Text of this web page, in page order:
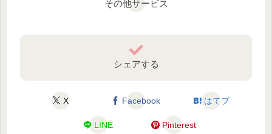
その他サービス
シェアする
X Facebook はてブ
LINE Pinterest